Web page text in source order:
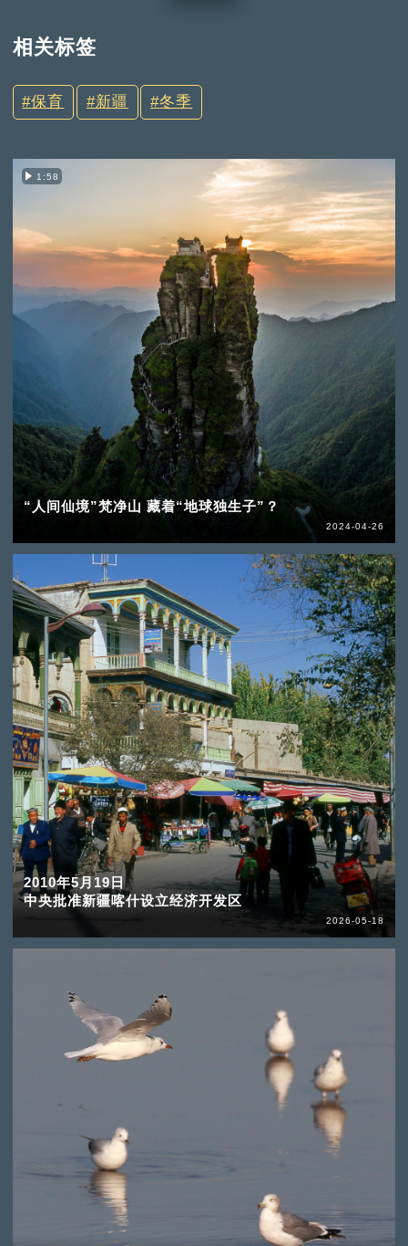
相关标签
保育 新疆 冬季
1:58
“人间仙境”梵净山 藏着“地球独生子”？
2024-04-26
2010年5月19日
中央批准新疆喀什设立经济开发区
2026-05-18